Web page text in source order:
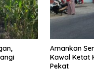
Amankan
Kawal Ketat
Pekat